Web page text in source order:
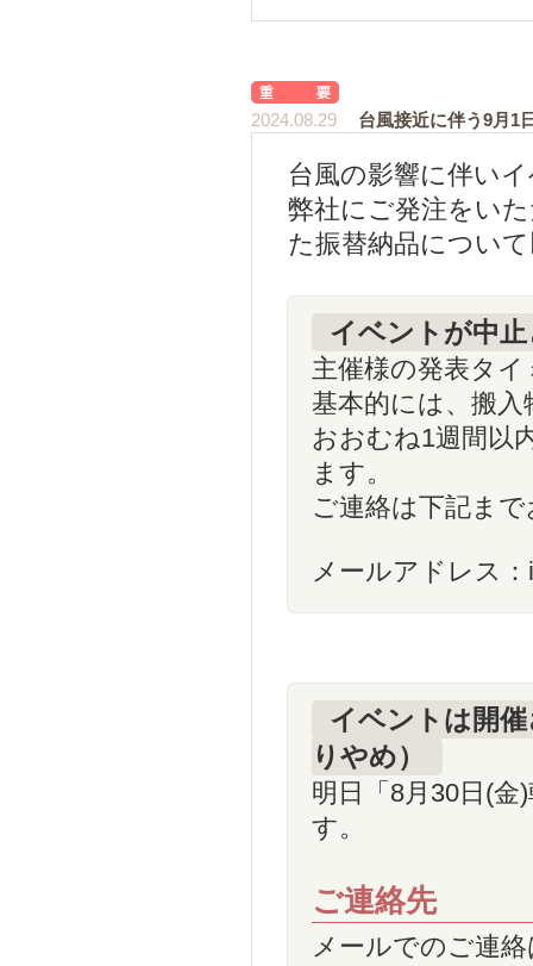
2024.08.29 台風接近に伴う9月1
台風の影響に伴い
弊社にご発注をい
た振替納品につい
イベントが中
主催様の発表タ
基本的には、搬
おおむね1週間以
ます。
ご連絡は下記ま
メールアドレス
イベントは開
りやめ）
明日「8月30日(
す。
ご連絡先
メールでのご連